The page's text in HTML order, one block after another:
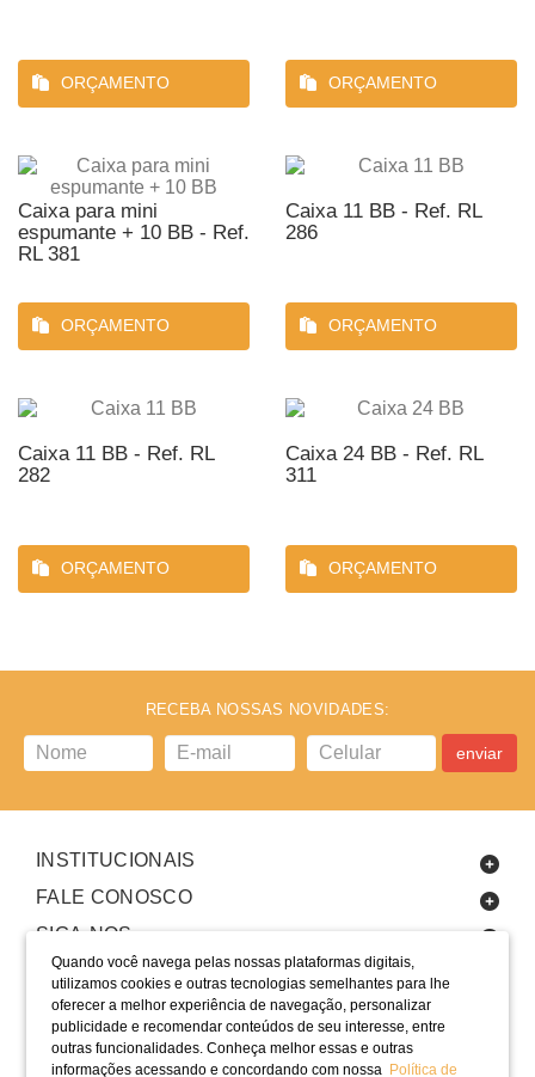
Quando você navega pelas nossas plataformas digitais,
utilizamos cookies e outras tecnologias semelhantes para lhe
oferecer a melhor experiência de navegação, personalizar
publicidade e recomendar conteúdos de seu interesse, entre
outras funcionalidades. Conheça melhor essas e outras
informações acessando e concordando com nossa Política de
ORÇAMENTO ORÇAMENTO
Caixa para mini
espumante + 10 BB - Ref.
RL 381
ORÇAMENTO
Caixa 11 BB - Ref. RL
286
ORÇAMENTO
Caixa 11 BB - Ref. RL
282
ORÇAMENTO
Caixa 24 BB - Ref. RL
311
ORÇAMENTO
RECEBA NOSSAS NOVIDADES:
enviar
INSTITUCIONAIS
FALE CONOSCO
SIGA-NOS